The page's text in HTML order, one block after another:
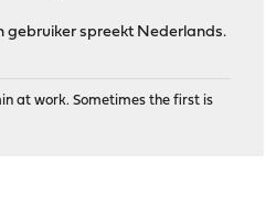
gebruiker spreekt Nederlands.
at work. Sometimes the first is